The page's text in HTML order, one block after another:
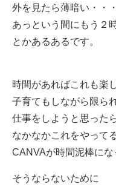
外を見たら薄暗い・・・
あっという間にもう２
とかあるあるです。
時間があればこれも楽
子育てもしながら限ら
仕事をしようと思った
なかなかこれをやって
CANVAが時間泥棒にな
そうならないために